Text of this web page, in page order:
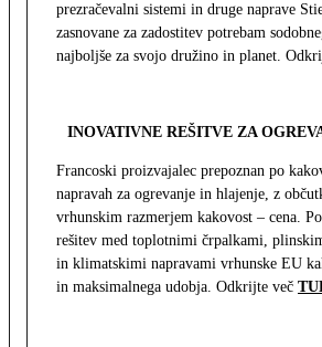
prezračevalni sistemi in druge naprave
zasnovane za zadostitev potrebam
najboljše za svojo družino in planet.
INOVATIVNE REŠITVE ZA
Francoski proizvajalec prepoznan po
napravah za ogrevanje in hlajenje, z
vrhunskim razmerjem kakovost – cena.
rešitev med toplotnimi črpalkami,
in klimatskimi napravami vrhunske EU
in maksimalnega udobja. Odkrijte več